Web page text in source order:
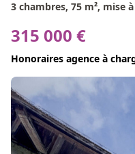
3 chambres, 75 m², mise
315 000 €
Honoraires agence à